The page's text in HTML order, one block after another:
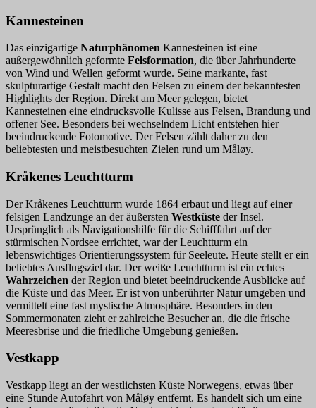
Kannesteinen
Das einzigartige Naturphänomen Kannesteinen ist eine
außergewöhnlich geformte Felsformation, die über Jahrhunderte
von Wind und Wellen geformt wurde. Seine markante, fast
skulpturartige Gestalt macht den Felsen zu einem der bekanntesten
Highlights der Region. Direkt am Meer gelegen, bietet
Kannesteinen eine eindrucksvolle Kulisse aus Felsen, Brandung und
offener See. Besonders bei wechselndem Licht entstehen hier
beeindruckende Fotomotive. Der Felsen zählt daher zu den
beliebtesten und meistbesuchten Zielen rund um Måløy.
Kråkenes Leuchtturm
Der Kråkenes Leuchtturm wurde 1864 erbaut und liegt auf einer
felsigen Landzunge an der äußersten Westküste der Insel.
Ursprünglich als Navigationshilfe für die Schifffahrt auf der
stürmischen Nordsee errichtet, war der Leuchtturm ein
lebenswichtiges Orientierungssystem für Seeleute. Heute stellt er ein
beliebtes Ausflugsziel dar. Der weiße Leuchtturm ist ein echtes
Wahrzeichen der Region und bietet beeindruckende Ausblicke auf
die Küste und das Meer. Er ist von unberührter Natur umgeben und
vermittelt eine fast mystische Atmosphäre. Besonders in den
Sommermonaten zieht er zahlreiche Besucher an, die die frische
Meeresbrise und die friedliche Umgebung genießen.
Vestkapp
Vestkapp liegt an der westlichsten Küste Norwegens, etwas über
eine Stunde Autofahrt von Måløy entfernt. Es handelt sich um eine